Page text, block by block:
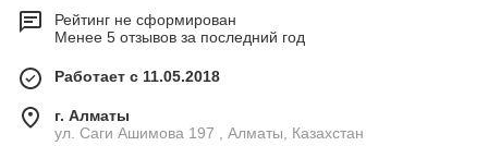
Рейтинг не сформирован
Менее 5 отзывов за последний год
Работает с 11.05.2018
г. Алматы
ул. Саги Ашимова 197 , Алматы, Казахстан